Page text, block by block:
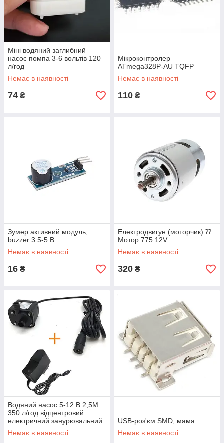
Міні водяний заглибний
насос помпа 3-6 вольтів 120
л/год
Немає в наявності
74 ₴
Мікроконтролер
ATmega328P-AU TQFP
Немає в наявності
110 ₴
Зумер активний модуль,
buzzer 3.5-5 В
Немає в наявності
16 ₴
Електродвигун (моторчик) ⁇
Мотор 775 12V
Немає в наявності
320 ₴
Водяний насос 5-12 В 2,5М
350 л/год відцентровий
електричний занурювальний
для води з блоком живлення
Немає в наявності
USB-роз'єм SMD, мама
Немає в наявності